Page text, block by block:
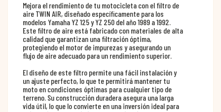
Mejora el rendimiento de tu motocicleta con el filtro de
aire TWIN AIR, diseñado específicamente para los
modelos Yamaha YZ 125 y YZ 250 del año 1989 a 1992.
Este filtro de aire está fabricado con materiales de alta
calidad que garantizan una filtración óptima,
protegiendo el motor de impurezas y asegurando un
flujo de aire adecuado para un rendimiento superior.
El diseño de este filtro permite una fácil instalación y
un ajuste perfecto, lo que te permitirá mantener tu
moto en condiciones óptimas para cualquier tipo de
terreno. Su construcción duradera asegura una larga
vida útil, lo que lo convierte en una inversión ideal para